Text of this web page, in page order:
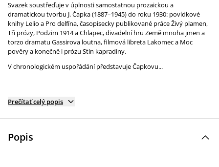
Svazek soustřeďuje v úplnosti samostatnou prozaickou a
dramatickou tvorbu J. Čapka (1887–1945) do roku 1930: povídkové
knihy Lelio a Pro delfína, časopisecky publikované práce Živý plamen,
Tři prózy, Podzim 1914 a Chlapec, divadelní hru Země mnoha jmen a
torzo dramatu Gassirova loutna, filmová libreta Lakomec a Moc
pověry a konečně i prózu Stín kapradiny.
V chronologickém uspořádání představuje Čapkovu...
Prečítať celý popis
Popis